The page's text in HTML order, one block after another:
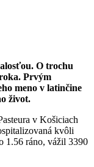
O trochu
Prvým
meno v latinčine
život.
v Košiciach
kvôli
1.56 ráno, vážil 3390